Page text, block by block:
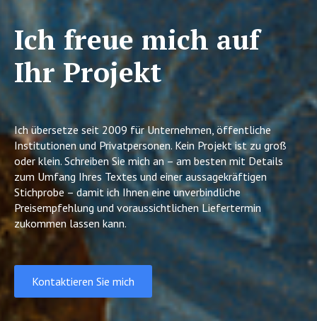
Ich freue mich auf
Ihr Projekt
Ich übersetze seit 2009 für Unternehmen, öffentliche
Institutionen und Privatpersonen. Kein Projekt ist zu groß
oder klein. Schreiben Sie mich an – am besten mit Details
zum Umfang Ihres Textes und einer aussagekräftigen
Stichprobe – damit ich Ihnen eine unverbindliche
Preisempfehlung und voraussichtlichen Liefertermin
zukommen lassen kann.
Kontaktieren Sie mich